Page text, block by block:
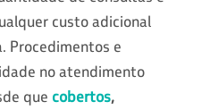
custo adicional
Procedimentos e
no atendimento
que cobertos,